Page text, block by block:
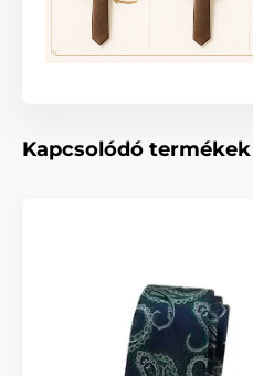
Kapcsolódó termékek